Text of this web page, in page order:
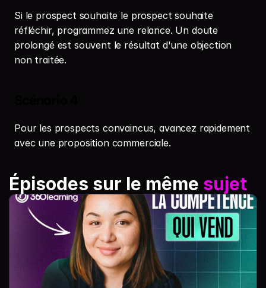
Si le prospect souhaite le prospect souhaite
réfléchir, programmez une relance. Un doute
prolongé est souvent le résultat d'une objection
non traitée.
Pour les prospects convaincus, avancez rapidement
avec une proposition commerciale.
Épisodes sur le même sujet